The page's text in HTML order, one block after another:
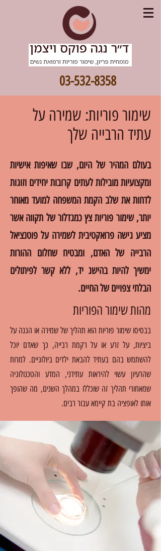
03-532-8358
שימור פוריות: שמירה על
עתיד הרבייה שלך
בעולם המהיר של היום, שבו שאיפות אישיות
ומקצועיות מובילות לעתים קרובות יחידים וזוגות
לדחות את שלב הקמת המשפחה למועד מאוחר
יותר, שימור פוריות צץ כמגדלור של תקווה אשר
מציע גישה פרואקטיבית לשמירה על פוטנציאל
הרבייה של האדם, ומבטיח שחלום ההורות
ימשיך להיות בהישג יד, ללא קשר לפיתולים
הבלתי צפויים של החיים.
מהות שימור הפוריות
בבסיסו שימור פוריות הוא תהליך של שמירה או הגנה על
ביציות, על זרע או על רקמת רבייה, כך שאדם יוכל
להשתמש בהם בעתיד להבאת ילדים ביולוגיים. למרות
שהרעיון עשוי להיראות עתידני, המדע והטכנולוגיה
שמאחורי תהליך זה שוכללו במהלך השנים, מה שהופך
אותו לאופציה בת קיימא עבור רבים.